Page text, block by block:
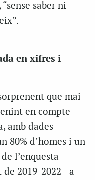
saber ni
en xifres i
que mai
en compte
amb dades
80% d’homes i un
l’enquesta
2019-2022 –a